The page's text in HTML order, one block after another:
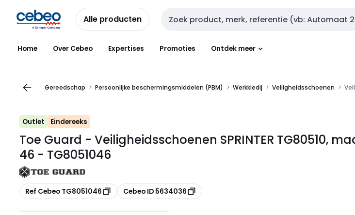
naar
navigatie
naar
inhoud
Alle producten Zoekveld invoer
Home Over Cebeo Expertises Promoties Ontdek meer
Gereedschap Persoonlijke beschermingsmiddelen (PBM) Werkkledij Veiligheidsschoenen
Outlet Eindereeks
Toe Guard - Veiligheidsschoenen SPRINTER TG80510,
46 - TG8051046
Kopiëren
Ref Cebeo TG8051046 Kopiëren
Cebeo ID 5634036